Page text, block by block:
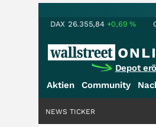
DAX 26.355,84 +0,69%
Depot
Aktien Community
NEWS TICKER